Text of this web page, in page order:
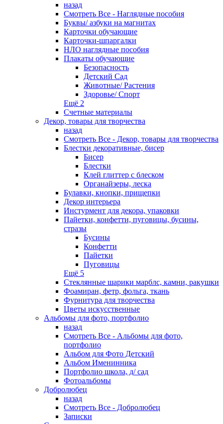
назад
Смотреть Все - Наглядные пособия
Буквы/ азбуки на магнитах
Карточки обучающие
Карточки-шпаргалки
НЛО наглядные пособия
Плакаты обучающие
Безопасность
Детский Сад
Животные/ Растения
Здоровье/ Спорт
Ещё 2
Счетные материалы
Декор, товары для творчества
назад
Смотреть Все - Декор, товары для творчества
Блестки декоративные, бисер
Бисер
Блестки
Клей глиттер с блеском
Органайзеры, леска
Булавки, кнопки, прищепки
Декор интерьера
Инстурмент для декора, упаковки
Пайетки, конфетти, пуговицы, бусины,
стразы
Бусины
Конфетти
Пайетки
Пуговицы
Ещё 5
Стеклянные шарики марблс, камни, ракушки
Фоамиран, фетр, фольга, ткань
Фурнитура для творчества
Цветы искусственные
Альбомы для фото, портфолио
назад
Смотреть Все - Альбомы для фото,
портфолио
Альбом для Фото Детский
Альбом Именинника
Портфолио школа, д/ сад
Фотоальбомы
Добролюбец
назад
Смотреть Все - Добролюбец
Записки